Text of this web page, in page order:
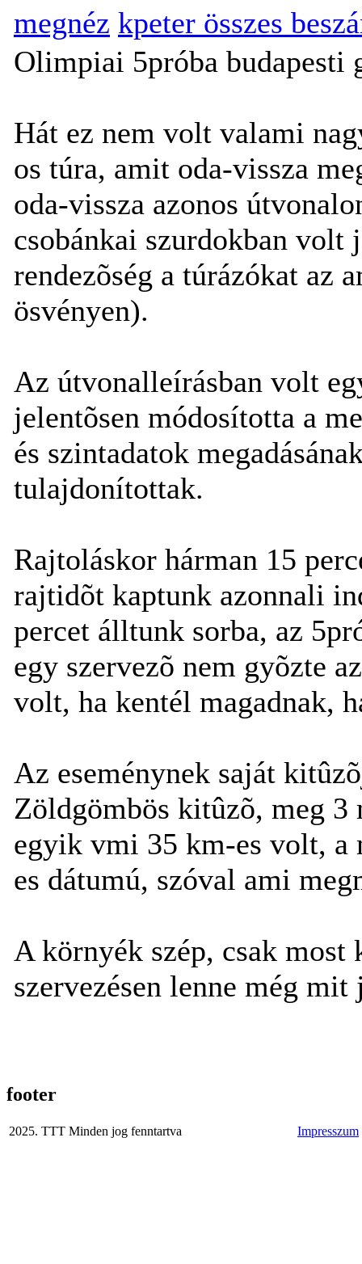
megnéz kpeter összes
Olimpiai 5próba budapesti
Hát ez nem volt valami
os túra, amit oda-vissza
oda-vissza azonos
csobánkai szurdokban volt
rendezõség a túrázókat az
ösvényen).
Az útvonalleírásban volt
jelentõsen módosította a
és szintadatok
tulajdonítottak.
Rajtoláskor hárman 15
rajtidõt kaptunk azonnali
percet álltunk sorba, az
egy szervezõ nem gyõzte
volt, ha kentél magadnak,
Az eseménynek saját
Zöldgömbös kitûzõ, meg 3
egyik vmi 35 km-es volt, a
es dátumú, szóval ami
A környék szép, csak
szervezésen lenne még
footer
2025. TTT Minden jog fenntartva Impresszum